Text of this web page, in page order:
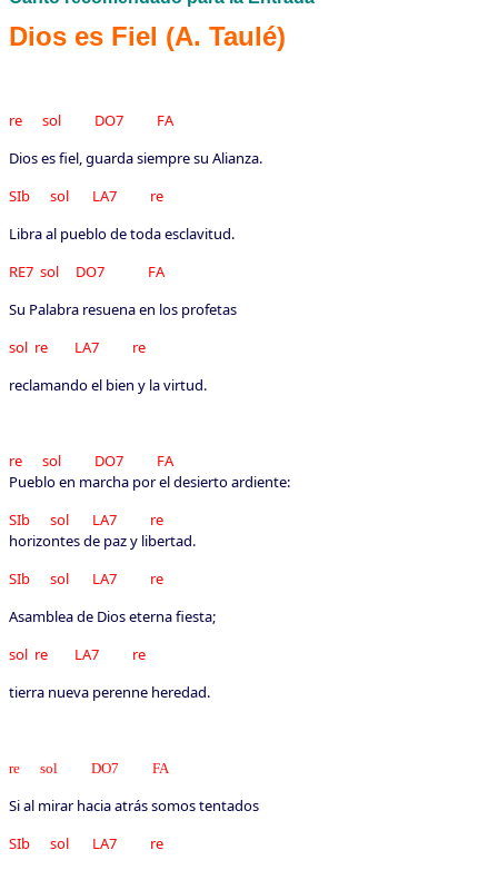
Dios es Fiel (A. Taulé)
re sol DO7 FA
Dios es fiel, guarda siempre su Alianza.
SIb sol LA7 re
Libra al pueblo de toda esclavitud.
RE7 sol DO7 FA
Su Palabra resuena en los profetas
sol re LA7 re
reclamando el bien y la virtud.
re sol DO7 FA
Pueblo en marcha por el desierto ardiente:
SIb sol LA7 re
horizontes de paz y libertad.
SIb sol LA7 re
Asamblea de Dios eterna fiesta;
sol re LA7 re
tierra nueva perenne heredad.
re sol DO7 FA
Si al mirar hacia atrás somos tentados
SIb sol LA7 re